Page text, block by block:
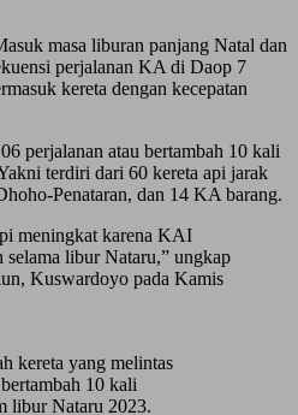
masa liburan panjang Natal dan
perjalanan KA di Daop 7
kereta dengan kecepatan
perjalanan atau bertambah 10 kali
terdiri dari 60 kereta api jarak
Penataran, dan 14 KA barang.
meningkat karena KAI
libur Nataru,” ungkap
Kuswardoyo pada Kamis
kereta yang melintas
10 kali
libur Nataru 2023.